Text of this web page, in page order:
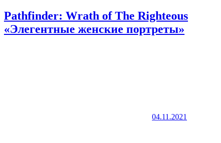
Pathfinder: Wrath of The Righteous
«Элегентные женские портреты»
04.11.2021